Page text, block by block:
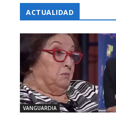
ACTUALIDAD
VANGUARDIA